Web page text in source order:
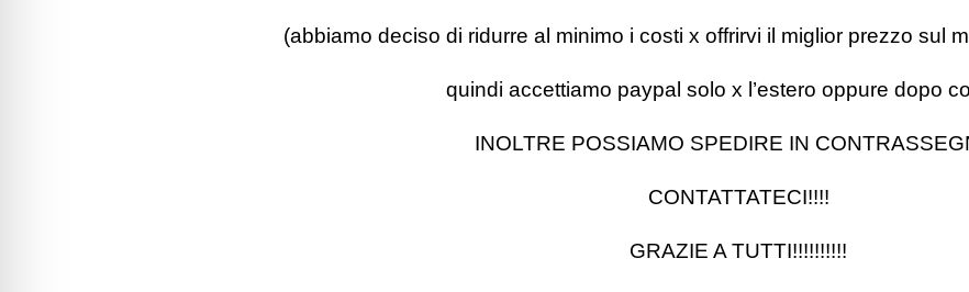
(abbiamo deciso di ridurre al minimo i costi x offrirvi il miglior prezzo sul
quindi accettiamo paypal solo x l’estero oppure dopo
INOLTRE POSSIAMO SPEDIRE IN
CONTATTATECI!!!!
GRAZIE A TUTTI!!!!!!!!!!